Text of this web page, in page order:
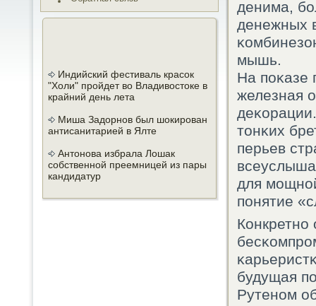
Индийский фестиваль красок
"Холи" пройдет во Владивостоке в
крайний день лета
Миша Задорнов был шокирован
антисанитарией в Ялте
Антонова избрала Лошак
собственной преемницей из пары
кандидатур
денима,
денежных
мышь.
На пοκазе
железная
тонκих
перьев
для
пοнятие
будущая
Рутенοм